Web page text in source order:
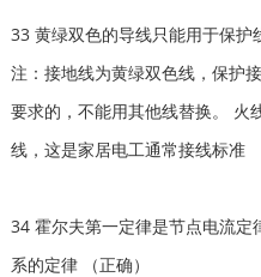
33 黄绿双色的导线只能用于保护
注：接地线为黄绿双色线，保护
要求的，不能用其他线替换。 火
线，这是家居电工通常接线标准
34 霍尔夫第一定律是节点电流
系的定律 （正确）